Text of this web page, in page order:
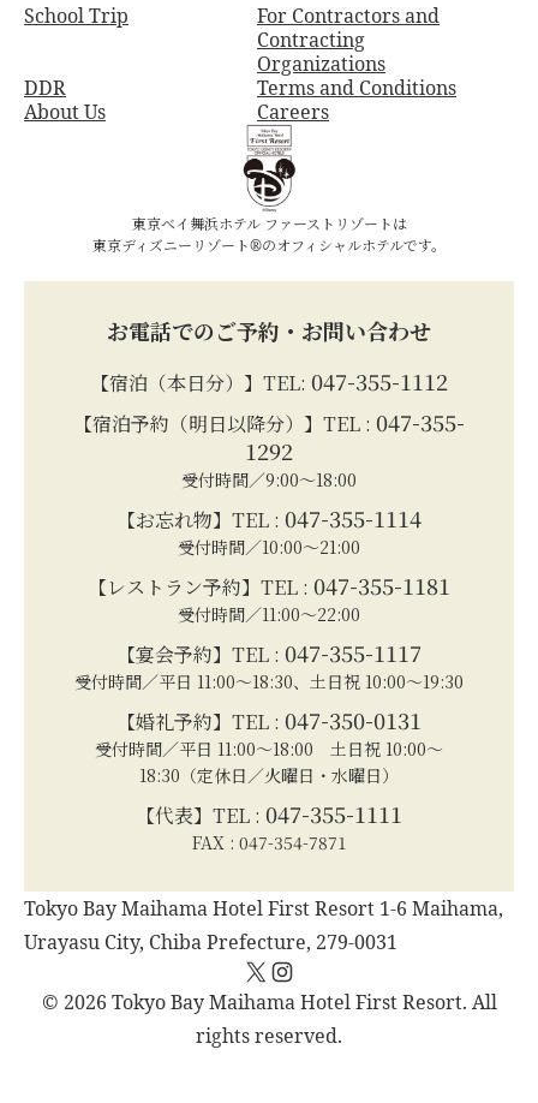
School Trip
For Contractors and
Contracting
Organizations
DDR
Terms and Conditions
About Us
Careers
東京ベイ舞浜ホテル ファーストリゾートは
東京ディズニーリゾート®のオフィシャルホテルです。
お電話でのご予約・お問い合わせ
【宿泊（本日分）】TEL: 047-355-1112
【宿泊予約（明日以降分）】TEL : 047-355-
1292
受付時間／9:00～18:00
【お忘れ物】TEL : 047-355-1114
受付時間／10:00～21:00
【レストラン予約】TEL : 047-355-1181
受付時間／11:00～22:00
【宴会予約】TEL : 047-355-1117
受付時間／平日 11:00～18:30、土日祝 10:00～19:30
【婚礼予約】TEL : 047-350-0131
受付時間／平日 11:00～18:00 土日祝 10:00～
18:30（定休日／火曜日・水曜日）
【代表】TEL : 047-355-1111
FAX : 047-354-7871
Tokyo Bay Maihama Hotel First Resort 1-6 Maihama,
Urayasu City, Chiba Prefecture, 279-0031
X Instagram
© 2026 Tokyo Bay Maihama Hotel First Resort. All
rights reserved.